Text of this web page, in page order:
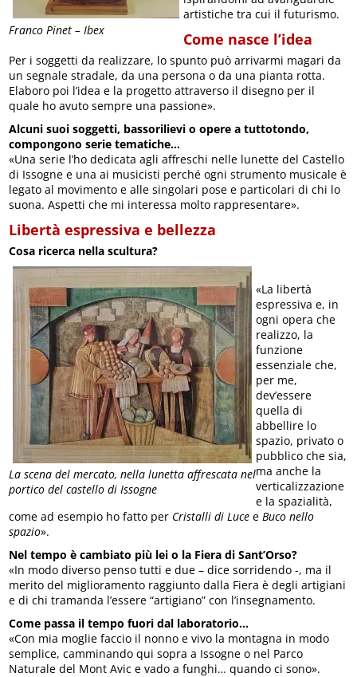
Franco Pinet – Ibex
artistiche tra cui il futurismo.
Come nasce l’idea
Per i soggetti da realizzare, lo spunto può arrivarmi magari da
un segnale stradale, da una persona o da una pianta rotta.
Elaboro poi l’idea e la progetto attraverso il disegno per il
quale ho avuto sempre una passione».
Alcuni suoi soggetti, bassorilievi o opere a tuttotondo,
compongono serie tematiche…
«Una serie l’ho dedicata agli affreschi nelle lunette del Castello
di Issogne e una ai musicisti perché ogni strumento musicale è
legato al movimento e alle singolari pose e particolari di chi lo
suona. Aspetti che mi interessa molto rappresentare».
Libertà espressiva e bellezza
Cosa ricerca nella scultura?
La scena del mercato, nella lunetta affrescata nel
portico del castello di Issogne
«La libertà
espressiva e, in
ogni opera che
realizzo, la
funzione
essenziale che,
per me,
dev’essere
quella di
abbellire lo
spazio, privato o
pubblico che sia,
ma anche la
verticalizzazione
e la spazialità,
come ad esempio ho fatto per Cristalli di LuceeBuco nello
spazio».
Nel tempo è cambiato più lei o la Fiera di Sant’Orso?
«In modo diverso penso tutti e due – dice sorridendo -, ma il
merito del miglioramento raggiunto dalla Fiera è degli artigiani
e di chi tramanda l’essere “artigiano” con l’insegnamento.
Come passa il tempo fuori dal laboratorio…
«Con mia moglie faccio il nonno e vivo la montagna in modo
semplice, camminando qui sopra a Issogne o nel Parco
Naturale del Mont Avic e vado a funghi… quando ci sono».